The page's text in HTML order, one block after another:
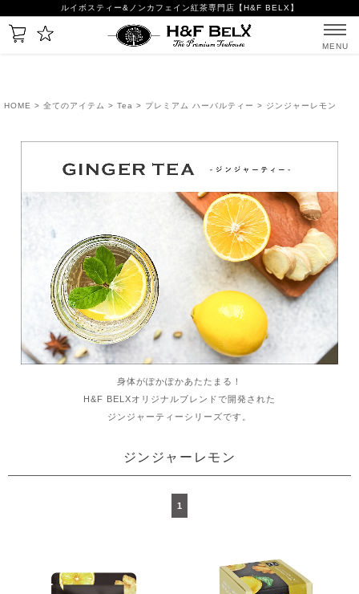
ルイボスティー&ノンカフェイン紅茶専門店【H&F BELX】
MENU
HOME > 全てのアイテム > Tea > プレミアム ハーバルティー > ジンジャーレモン
身体がぽかぽかあたたまる！
H&F BELXオリジナルブレンドで開発された
ジンジャーティーシリーズです。
ジンジャーレモン
1